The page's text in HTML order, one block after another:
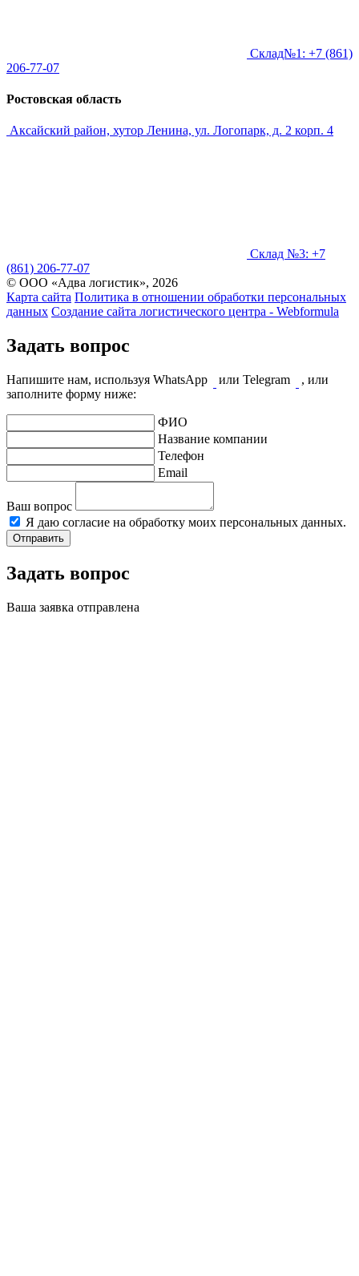
Склад№1: +7 (861)
206-77-07
Ростовская область
Аксайский район, хутор Ленина, ул. Логопарк, д. 2 корп. 4
Склад №3: +7
(861) 206-77-07
© ООО «Адва логистик», 2026
Карта сайта Политика в отношении обработки персональных
данных Создание сайта логистического центра - Webformula
Задать вопрос
Напишите нам, используя WhatsApp или Telegram
, или
заполните форму ниже:
ФИО
Название компании
Телефон
Email
Ваш вопрос
Я даю согласие на обработку моих персональных данных.
Отправить
Задать вопрос
Ваша заявка отправлена